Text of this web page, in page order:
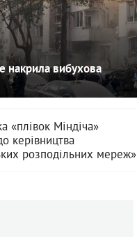
вибухова
«плівок Міндіча»
керівництва
розподільних мереж»